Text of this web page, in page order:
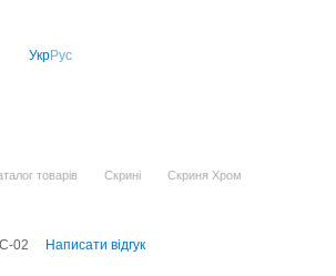
УкрРус
товарів Скрині Скриня Хром
02 Написати відгук